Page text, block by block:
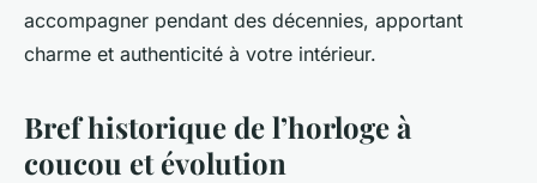
accompagner pendant des décennies, apportant
charme et authenticité à votre intérieur.
Bref historique de l’horloge à
coucou et évolution